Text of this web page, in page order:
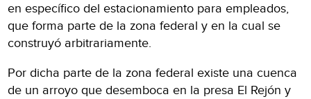
en específico del estacionamiento para empleados,
que forma parte de la zona federal y en la cual se
construyó arbitrariamente.
Por dicha parte de la zona federal existe una cuenca
de un arroyo que desemboca en la presa El Rejón y